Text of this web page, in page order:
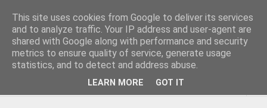
uddevallabloggen.se
med stort och smått från Uddevallas horisont
This site uses cookies from Google to deliver its services
and to analyze traffic. Your IP address and user-agent are
shared with Google along with performance and security
metrics to ensure quality of service, generate usage
statistics, and to detect and address abuse.
LEARN MORE GOT IT